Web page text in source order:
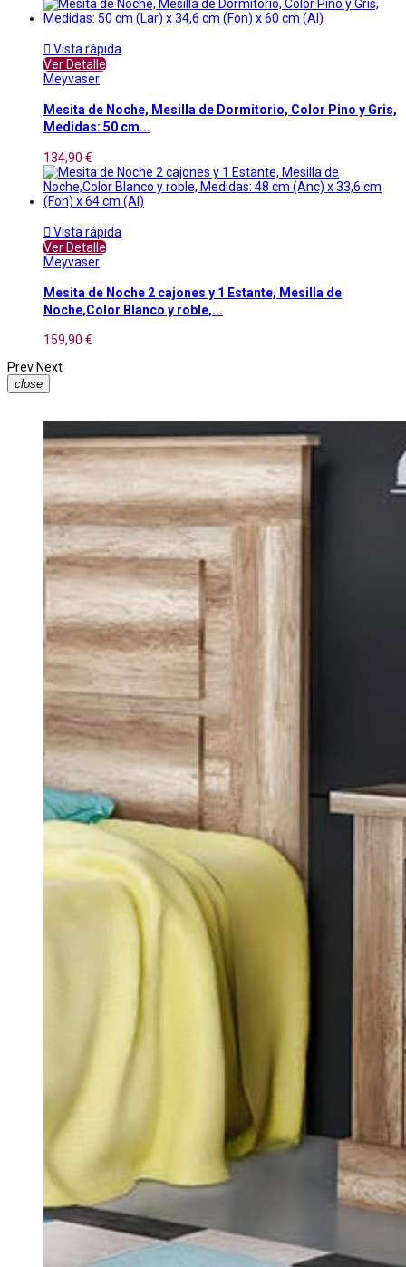
 Vista rápida
Ver Detalle
Meyvaser
Mesita de Noche, Mesilla de Dormitorio, Color Pino y Gris,
Medidas: 50 cm...
134,90 €
 Vista rápida
Ver Detalle
Meyvaser
Mesita de Noche 2 cajones y 1 Estante, Mesilla de
Noche,Color Blanco y roble,...
159,90 €
Prev Next
close